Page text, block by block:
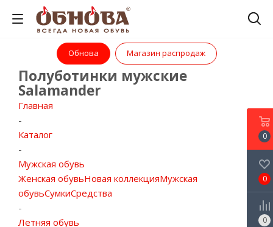
Обнова Магазин распродаж
Полуботинки мужские
Salamander
Главная
-
Каталог
-
Мужская обувь
Женская обувьНовая коллекцияМужская
обувьСумкиСредства
-
Летняя обувь
0
0
0